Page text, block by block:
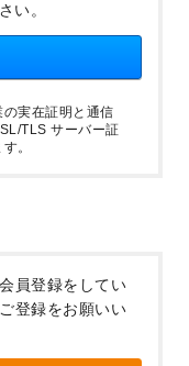
い。
実在証明と通信
TLS サーバー証
。
員登録をしてい
登録をお願いい